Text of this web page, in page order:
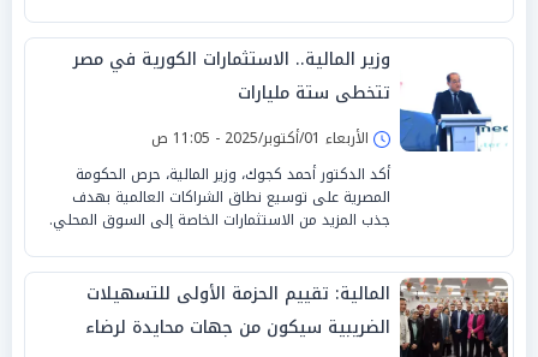
وزير المالية.. الاستثمارات الكورية في مصر
تتخطى ستة مليارات
الأربعاء 01/أكتوبر/2025 - 11:05 ص
أكد الدكتور أحمد كجوك، وزير المالية، حرص الحكومة
المصرية على توسيع نطاق الشراكات العالمية بهدف
جذب المزيد من الاستثمارات الخاصة إلى السوق المحلي.
المالية: تقييم الحزمة الأولى للتسهيلات
الضريبية سيكون من جهات محايدة لرضاء